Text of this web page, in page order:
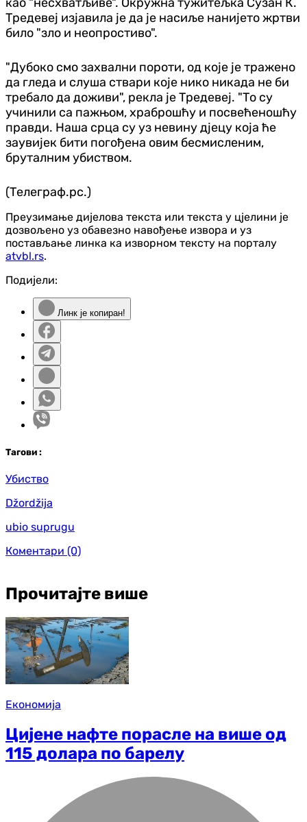
Тредевеј изјавила је да је насиље нанијето жртви
било "зло и неопростиво".
"Дубоко смо захвални пороти, од које је тражено
да гледа и слуша ствари које нико никада не би
требало да доживи", рекла је Тредевеј. "То су
учинили са пажњом, храброшћу и посвећеношћу
правди. Наша срца су уз невину дјецу која ће
заувијек бити погођена овим бесмисленим,
бруталним убиством.
(Телеграф.рс.)
Преузимање дијелова текста или текста у цјелини је
дозвољено уз обавезно навођење извора и уз
постављање линка ка изворном тексту на порталу
atvbl.rs.
Подијели:
Линк је копиран!
Тагови :
Убиство
Džordžija
ubio suprugu
Коментари (0)
Прочитајте више
Економија
Цијене нафте порасле на више од
115 долара по барелу